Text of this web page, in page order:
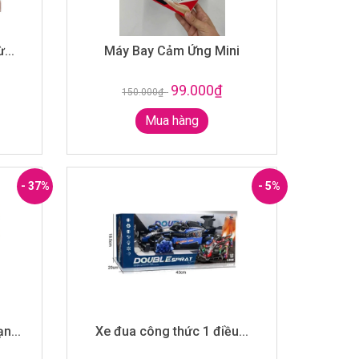
Máy Bay Cảm Ứng Mini
150.000₫- 99.000₫
Mua hàng
- 37% - 5%
Xe đua công thức 1 điều...